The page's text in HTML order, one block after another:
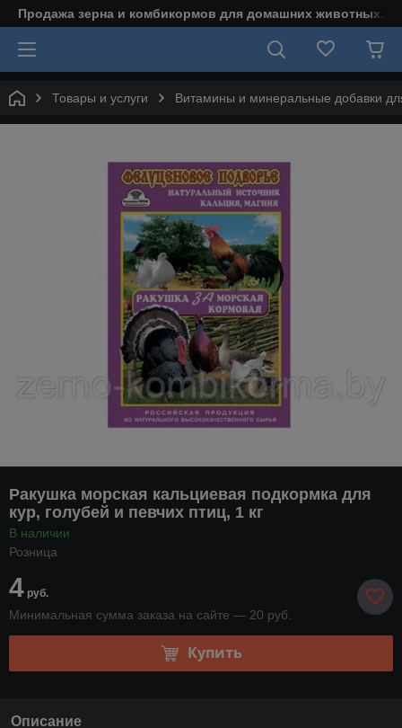
Продажа зерна и комбикормов для домашних животных.
Товары и услуги Витамины и минеральные добавки
Ракушка морская кальциевая подкормка для
кур, голубей и певчих птиц, 1 кг
В наличии
Розница
4 руб.
Минимальная сумма заказа на сайте — 20 руб.
Купить
Описание